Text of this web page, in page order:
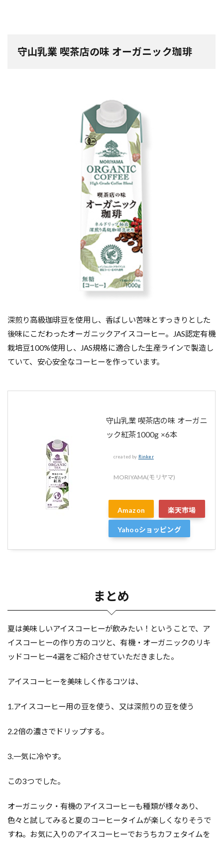
守山乳業 喫茶店の味 オーガニック珈琲
深煎り高級珈琲豆を使用し、香ばしい苦味とすっきりとした
後味にこだわったオーガニックアイスコーヒー。JAS認定有機
栽培豆100%使用し、JAS規格に適合した生産ラインで製造し
ていて、安心安全なコーヒーを作っています。
守山乳業 喫茶店の味 オーガニ
ック紅茶1000g ×6本
created by Rinker
MORIYAMA(モリヤマ)
Amazon 楽天市場
Yahooショッピング
まとめ
夏は美味しいアイスコーヒーが飲みたい！ということで、ア
イスコーヒーの作り方のコツと、有機・オーガニックのリキ
ッドコーヒー4選をご紹介させていただきました。
アイスコーヒーを美味しく作るコツは、
1.アイスコーヒー用の豆を使う、又は深煎りの豆を使う
2.2倍の濃さでドリップする。
3.一気に冷やす。
この3つでした。
オーガニック・有機のアイスコーヒーも種類が様々あり、
色々と試してみると夏のコーヒータイムが楽しくなりそうで
すね。お気に入りのアイスコーヒーでおうちカフェタイムを